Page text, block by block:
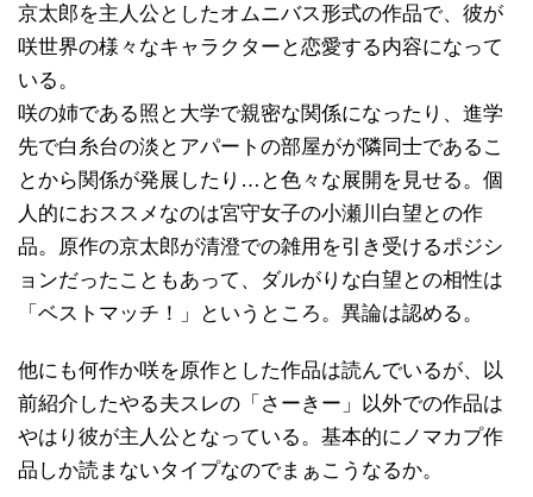
京太郎を主人公としたオムニバス形式の作品で、彼が
咲世界の様々なキャラクターと恋愛する内容になって
いる。
咲の姉である照と大学で親密な関係になったり、進学
先で白糸台の淡とアパートの部屋がが隣同士であるこ
とから関係が発展したり…と色々な展開を見せる。個
人的におススメなのは宮守女子の小瀬川白望との作
品。原作の京太郎が清澄での雑用を引き受けるポジシ
ョンだったこともあって、ダルがりな白望との相性は
「ベストマッチ！」というところ。異論は認める。
他にも何作か咲を原作とした作品は読んでいるが、以
前紹介したやる夫スレの「さーきー」以外での作品は
やはり彼が主人公となっている。基本的にノマカプ作
品しか読まないタイプなのでまぁこうなるか。